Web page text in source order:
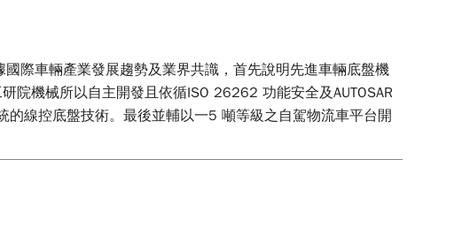
際車輛產業發展趨勢及業界共識，首先說明先進車輛底盤機
院機械所以自主開發且依循ISO 26262 功能安全及AUTOSAR
線控底盤技術。最後並輔以一5 噸等級之自駕物流車平台開